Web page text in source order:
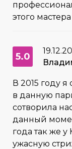
этого
5.0
В 2015 году я
в данную
сотворила
данный
года так же
ужасную